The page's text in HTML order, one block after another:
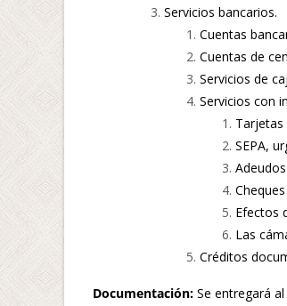
Servicios bancarios.
Cuentas
Cuentas de
Servicios de
Servicios con
Tarjetas
SEPA,
Efectos
Las
Créditos
Documentación: Se entregará